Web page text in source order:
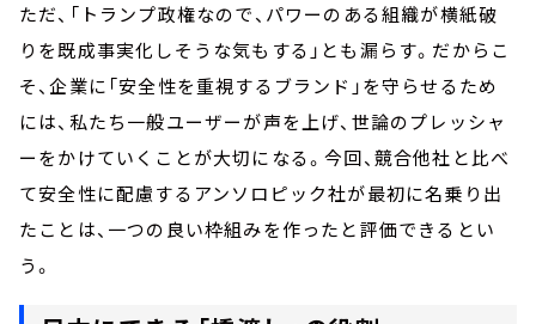
ただ、「トランプ政権なので、パワーのある組織が横紙破
りを既成事実化しそうな気もする」とも漏らす。だからこ
そ、企業に「安全性を重視するブランド」を守らせるため
には、私たち一般ユーザーが声を上げ、世論のプレッシャ
ーをかけていくことが大切になる。今回、競合他社と比べ
て安全性に配慮するアンソロピック社が最初に名乗り出
たことは、一つの良い枠組みを作ったと評価できるとい
う。